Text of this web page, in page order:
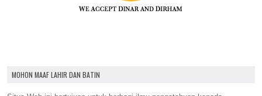
MOHON MAAF LAHIR DAN BATIN